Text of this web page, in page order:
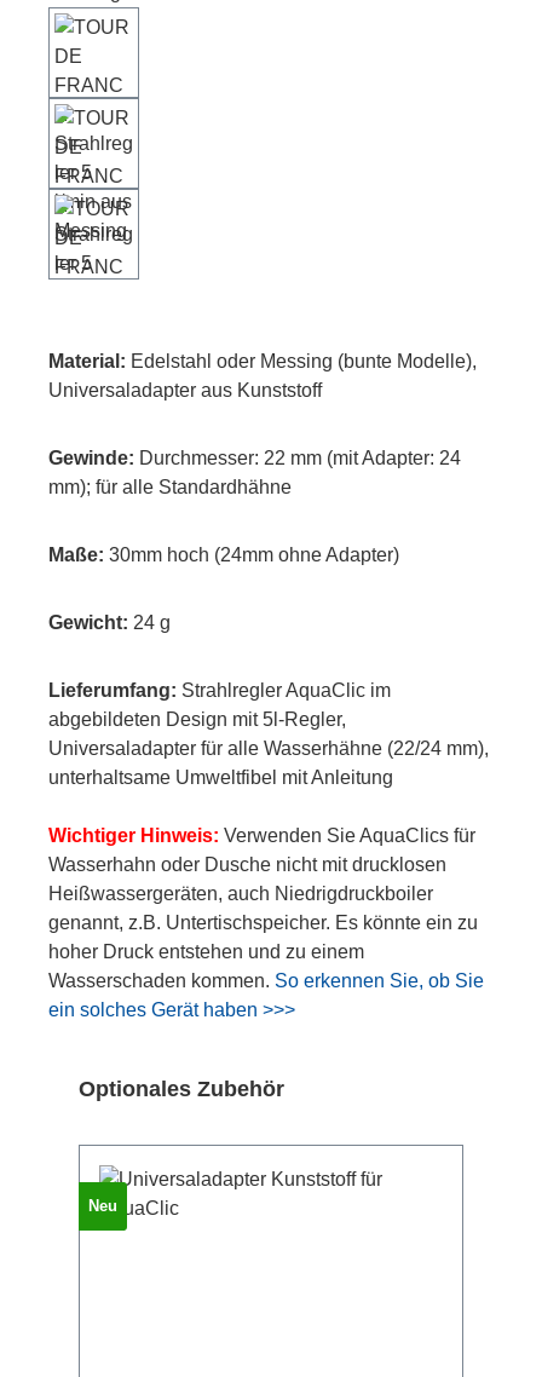
Material: Edelstahl oder Messing (bunte Modelle),
Universaladapter aus Kunststoff
Gewinde: Durchmesser: 22 mm (mit Adapter: 24
mm); für alle Standardhähne
Maße: 30mm hoch (24mm ohne Adapter)
Gewicht: 24 g
Lieferumfang: Strahlregler AquaClic im
abgebildeten Design mit 5l-Regler,
Universaladapter für alle Wasserhähne (22/24 mm),
unterhaltsame Umweltfibel mit Anleitung
Wichtiger Hinweis: Verwenden Sie AquaClics für
Wasserhahn oder Dusche nicht mit drucklosen
Heißwassergeräten, auch Niedrigdruckboiler
genannt, z.B. Untertischspeicher. Es könnte ein zu
hoher Druck entstehen und zu einem
Wasserschaden kommen. So erkennen Sie, ob Sie
ein solches Gerät haben >>>
Produktgalerie überspringen
Optionales Zubehör
Neu